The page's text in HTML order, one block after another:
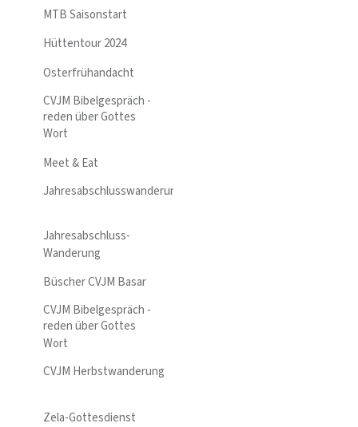
MTB Saisonstart
Hüttentour 2024
Osterfrühandacht
CVJM Bibelgespräch -
reden über Gottes
Wort
Meet & Eat
Jahresabschlusswanderung
Jahresabschluss-
Wanderung
Büscher CVJM Basar
CVJM Bibelgespräch -
reden über Gottes
Wort
CVJM Herbstwanderung
Zela-Gottesdienst